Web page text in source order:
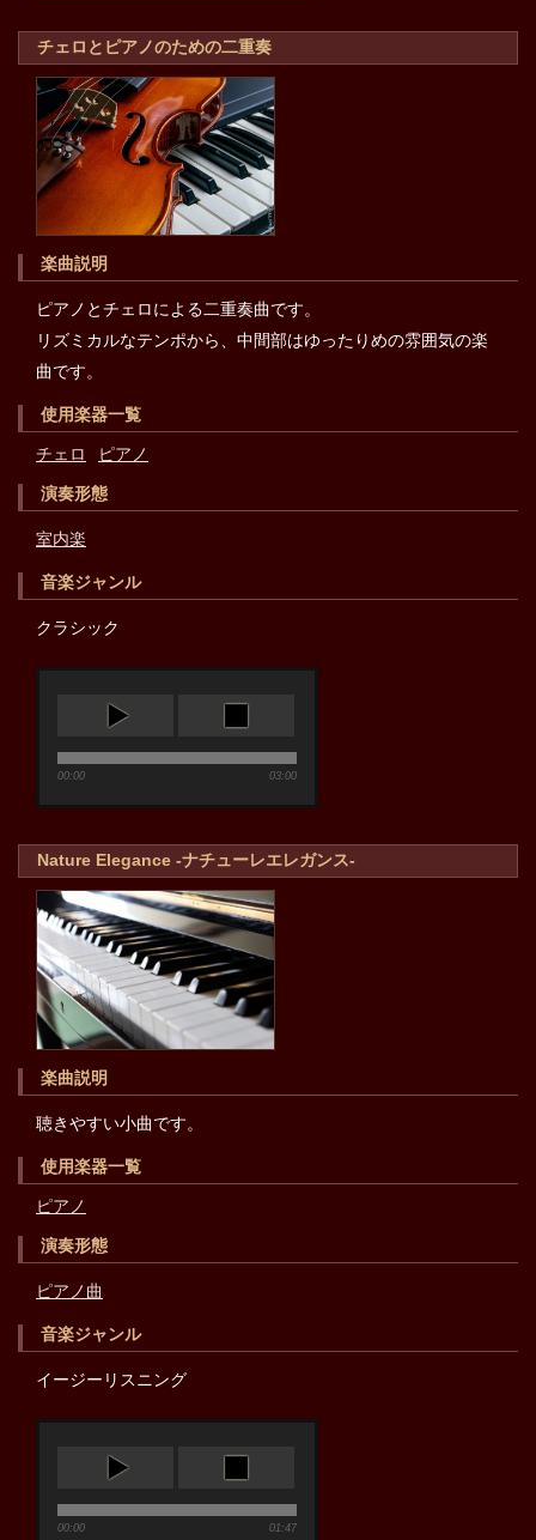
チェロとピアノのための二重奏
楽曲説明
ピアノとチェロによる二重奏曲です。
リズミカルなテンポから、中間部はゆったりめの雰囲気の楽
曲です。
使用楽器一覧
チェロ ピアノ
演奏形態
室内楽
音楽ジャンル
クラシック
00:00 03:00
Nature Elegance -ナチューレエレガンス-
楽曲説明
聴きやすい小曲です。
使用楽器一覧
ピアノ
演奏形態
ピアノ曲
音楽ジャンル
イージーリスニング
00:00 01:47